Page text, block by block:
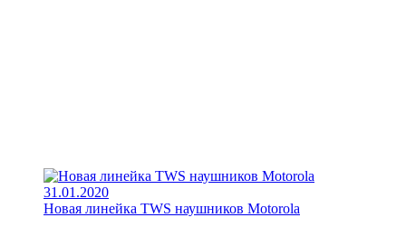
31.01.2020
Новая линейка TWS наушников Motorola